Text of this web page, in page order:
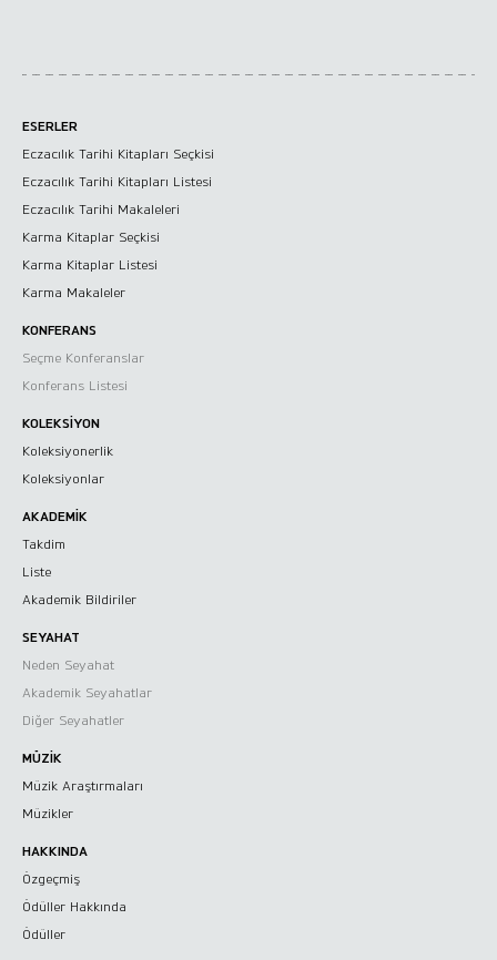
Konferans Listesi
Koleksiyonerlik
Koleksiyonlar
Takdim
Liste
Akademik Bildiriler
Diğer Seyahatler
Müzik Araştırmaları
ESERLER
Eczacılık Tarihi Kitapları Seçkisi
Eczacılık Tarihi Kitapları Listesi
Eczacılık Tarihi Makaleleri
Karma Kitaplar Seçkisi
Karma Kitaplar Listesi
Karma Makaleler
KONFERANS
Seçme Konferanslar
Konferans Listesi
KOLEKSİYON
Koleksiyonerlik
Koleksiyonlar
AKADEMİK
Takdim
Liste
Akademik Bildiriler
SEYAHAT
Neden Seyahat
Akademik Seyahatlar
Diğer Seyahatler
MÜZİK
Müzik Araştırmaları
Müzikler
HAKKINDA
Özgeçmiş
Ödüller Hakkında
Ödüller